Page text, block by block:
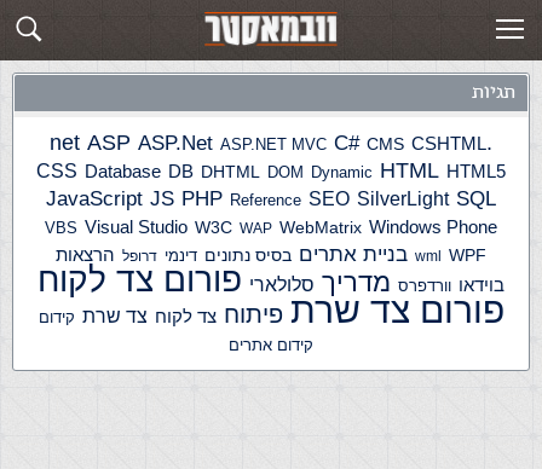
תגית: טקסט פוסטים חדשים
תגיות
.net
ASP ASP.Net ASP.NET MVC C# CMS CSHTML
CSS Database DB DHTML DOM Dynamic HTML HTML5
JavaScript JS PHP Reference SEO SilverLight SQL
VBS Visual Studio W3C WAP WebMatrix Windows Phone
wml WPF בניית אתרים בסיס נתונים דינמי דרופל הרצאות
בוידאו וורדפרס מדריך סלולארי פורום צד לקוח
פורום צד שרת פיתוח צד לקוח צד שרת קידום
קידום אתרים